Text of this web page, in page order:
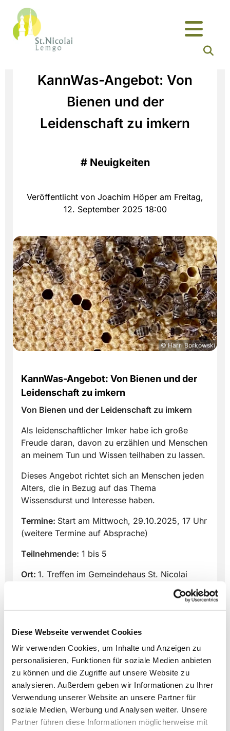
Diese Webseite verwendet Cookies
Wir verwenden Cookies, um Inhalte und Anzeigen zu
personalisieren, Funktionen für soziale Medien anbieten
zu können und die Zugriffe auf unsere Website zu
analysieren. Außerdem geben wir Informationen zu Ihrer
Verwendung unserer Website an unsere Partner für
soziale Medien, Werbung und Analysen weiter. Unsere
Partner führen diese Informationen möglicherweise mit
KannWas-Angebot: Von
Bienen und der
Leidenschaft zu imkern
# Neuigkeiten
Veröffentlicht von Joachim Höper am Freitag,
12. September 2025 18:00
© Harri Borkowski
KannWas-Angebot: Von Bienen und der
Leidenschaft zu imkern
Von Bienen und der Leidenschaft zu imkern
Als leidenschaftlicher Imker habe ich große
Freude daran, davon zu erzählen und Menschen
an meinem Tun und Wissen teilhaben zu lassen.
Dieses Angebot richtet sich an Menschen jeden
Alters, die in Bezug auf das Thema
Wissensdurst und Interesse haben.
Termine: Start am Mittwoch, 29.10.2025, 17 Uhr
(weitere Termine auf Absprache)
Teilnehmende: 1 bis 5
Ort: 1. Treffen im Gemeindehaus St. Nicolai
Harri Borkowski, E-Mail:
Ein Angebot der KannWas-Gruppen in St.
Übersicht aller KannWas-Gruppen